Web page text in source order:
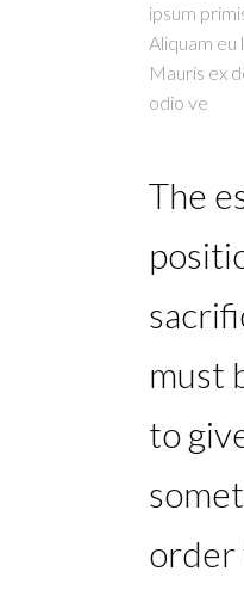
ipsum
Aliquam eu
Mauris ex
odio ve
The
must
to
order